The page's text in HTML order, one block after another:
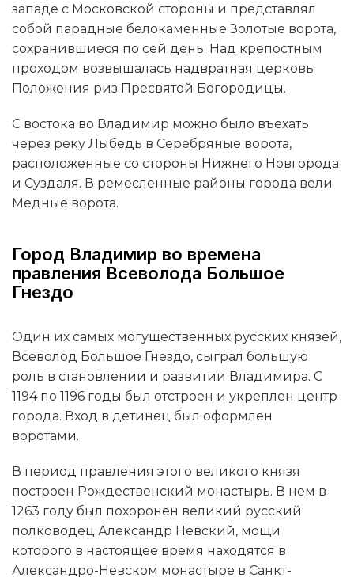
западе с Московской стороны и представлял
собой парадные белокаменные Золотые ворота,
сохранившиеся по сей день. Над крепостным
проходом возвышалась надвратная церковь
Положения риз Пресвятой Богородицы.
С востока во Владимир можно было въехать
через реку Лыбедь в Серебряные ворота,
расположенные со стороны Нижнего Новгорода
и Суздаля. В ремесленные районы города вели
Медные ворота.
Город Владимир во времена
правления Всеволода Большое
Гнездо
Один их самых могущественных русских князей,
Всеволод Большое Гнездо, сыграл большую
роль в становлении и развитии Владимира. С
1194 по 1196 годы был отстроен и укреплен центр
города. Вход в детинец был оформлен
воротами.
В период правления этого великого князя
построен Рождественский монастырь. В нем в
1263 году был похоронен великий русский
полководец Александр Невский, мощи
которого в настоящее время находятся в
Александро-Невском монастыре в Санкт-